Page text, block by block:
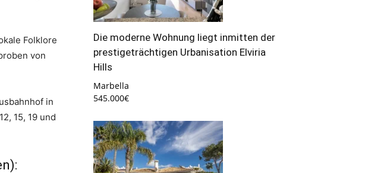
Folklore
von
in
15, 19 und
Die moderne Wohnung liegt inmitten der
prestigeträchtigen Urbanisation Elviria
Hills
Marbella
545.000€